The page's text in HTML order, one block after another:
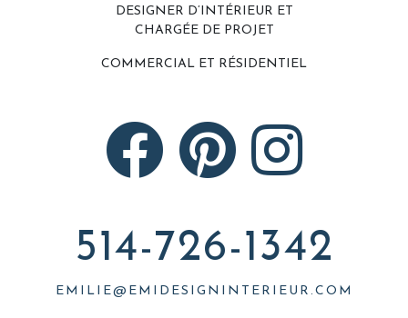
DESIGNER D’INTÉRIEUR ET
CHARGÉE DE PROJET
COMMERCIAL ET RÉSIDENTIEL
514-726-1342
EMILIE@EMIDESIGNINTERIEUR.COM